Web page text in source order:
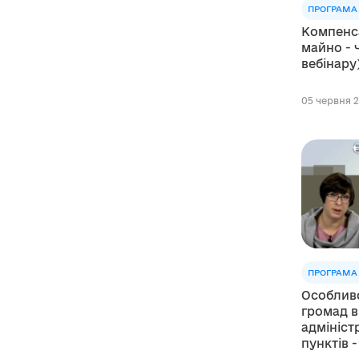
ПРОГРАМА
майно -
05 червня
ПРОГРАМА
громад
пунктів